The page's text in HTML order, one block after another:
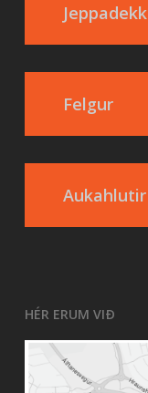
Jeppadekk
Felgur
Aukahlutir
HÉR ERUM VIÐ